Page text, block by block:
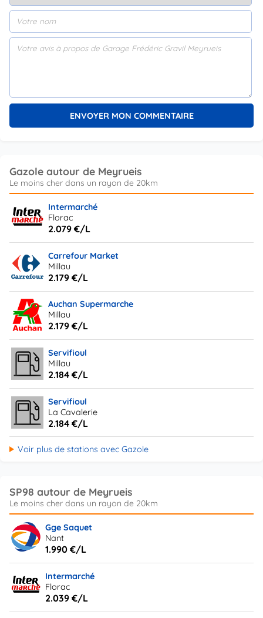
Gazole autour de Meyrueis
Intermarché
Florac
2.079 €/L
Carrefour Market
Millau
2.179 €/L
Auchan Supermarche
Millau
2.179 €/L
Servifioul
Millau
2.184 €/L
Servifioul
La Cavalerie
2.184 €/L
Voir plus de stations avec Gazole
SP98 autour de Meyrueis
Gge Saquet
Nant
1.990 €/L
Intermarché
Florac
2.039 €/L